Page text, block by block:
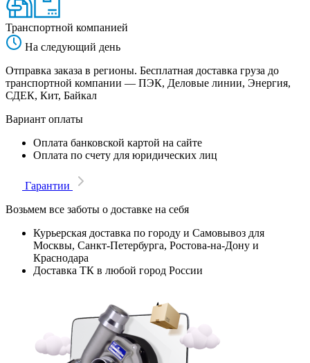
Транспортной компанией
На следующий день
Отправка заказа в регионы. Бесплатная доставка груза до
транспортной компании — ПЭК, Деловые линии, Энергия,
СДЕК, Кит, Байкал
Вариант оплаты
Оплата банковской картой на сайте
Оплата по счету для юридических лиц
Гарантии
Возьмем все заботы о доставке на себя
Курьерская доставка по городу и Самовывоз для
Москвы, Санкт-Петербурга, Ростова-на-Дону и
Краснодара
Доставка ТК в любой город России